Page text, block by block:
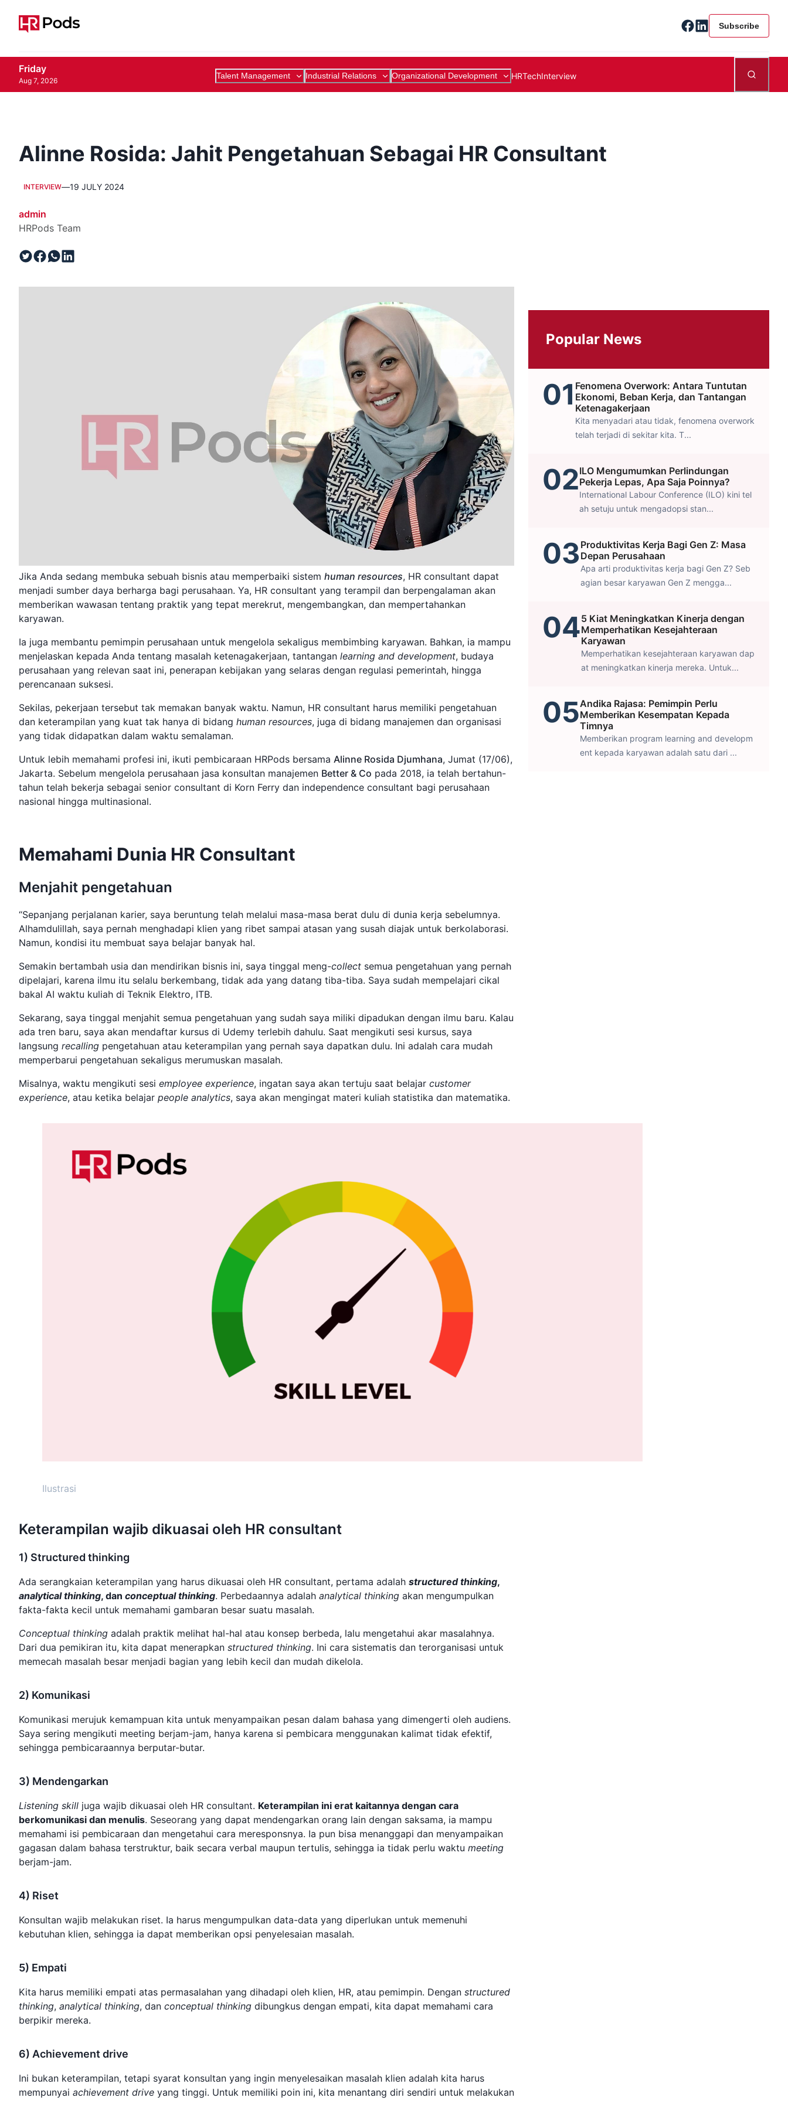
Subscribe
Friday
Aug 7, 2026
Talent Management Industrial Relations Organizational Development HRTechInterview
Alinne Rosida: Jahit Pengetahuan Sebagai HR Consultant
INTERVIEW—19 JULY 2024
admin
HRPods Team
Jika Anda sedang membuka sebuah bisnis atau memperbaiki sistem human resources, HR consultant dapat
menjadi sumber daya berharga bagi perusahaan. Ya, HR consultant yang terampil dan berpengalaman akan
memberikan wawasan tentang praktik yang tepat merekrut, mengembangkan, dan mempertahankan
karyawan.
Ia juga membantu pemimpin perusahaan untuk mengelola sekaligus membimbing karyawan. Bahkan, ia mampu
menjelaskan kepada Anda tentang masalah ketenagakerjaan, tantangan learning and development, budaya
perusahaan yang relevan saat ini, penerapan kebijakan yang selaras dengan regulasi pemerintah, hingga
perencanaan suksesi.
Sekilas, pekerjaan tersebut tak memakan banyak waktu. Namun, HR consultant harus memiliki pengetahuan
dan keterampilan yang kuat tak hanya di bidang human resources, juga di bidang manajemen dan organisasi
yang tidak didapatkan dalam waktu semalaman.
Untuk lebih memahami profesi ini, ikuti pembicaraan HRPods bersama Alinne Rosida Djumhana, Jumat (17/06),
Jakarta. Sebelum mengelola perusahaan jasa konsultan manajemen Better & Co pada 2018, ia telah bertahun-
tahun telah bekerja sebagai senior consultant di Korn Ferry dan independence consultant bagi perusahaan
nasional hingga multinasional.
Memahami Dunia HR Consultant
Menjahit pengetahuan
“Sepanjang perjalanan karier, saya beruntung telah melalui masa-masa berat dulu di dunia kerja sebelumnya.
Alhamdulillah, saya pernah menghadapi klien yang ribet sampai atasan yang susah diajak untuk berkolaborasi.
Namun, kondisi itu membuat saya belajar banyak hal.
Semakin bertambah usia dan mendirikan bisnis ini, saya tinggal meng-collect semua pengetahuan yang pernah
dipelajari, karena ilmu itu selalu berkembang, tidak ada yang datang tiba-tiba. Saya sudah mempelajari cikal
bakal AI waktu kuliah di Teknik Elektro, ITB.
Sekarang, saya tinggal menjahit semua pengetahuan yang sudah saya miliki dipadukan dengan ilmu baru. Kalau
ada tren baru, saya akan mendaftar kursus di Udemy terlebih dahulu. Saat mengikuti sesi kursus, saya
langsung recalling pengetahuan atau keterampilan yang pernah saya dapatkan dulu. Ini adalah cara mudah
memperbarui pengetahuan sekaligus merumuskan masalah.
Misalnya, waktu mengikuti sesi employee experience, ingatan saya akan tertuju saat belajar customer
experience, atau ketika belajar people analytics, saya akan mengingat materi kuliah statistika dan matematika.
Ilustrasi
Keterampilan wajib dikuasai oleh HR consultant
1) Structured thinking
Ada serangkaian keterampilan yang harus dikuasai oleh HR consultant, pertama adalah structured thinking,
analytical thinking, dan conceptual thinking. Perbedaannya adalah analytical thinking akan mengumpulkan
fakta-fakta kecil untuk memahami gambaran besar suatu masalah.
Conceptual thinking adalah praktik melihat hal-hal atau konsep berbeda, lalu mengetahui akar masalahnya.
Dari dua pemikiran itu, kita dapat menerapkan structured thinking. Ini cara sistematis dan terorganisasi untuk
memecah masalah besar menjadi bagian yang lebih kecil dan mudah dikelola.
2) Komunikasi
Komunikasi merujuk kemampuan kita untuk menyampaikan pesan dalam bahasa yang dimengerti oleh audiens.
Saya sering mengikuti meeting berjam-jam, hanya karena si pembicara menggunakan kalimat tidak efektif,
sehingga pembicaraannya berputar-butar.
3) Mendengarkan
Listening skill juga wajib dikuasai oleh HR consultant. Keterampilan ini erat kaitannya dengan cara
berkomunikasi dan menulis. Seseorang yang dapat mendengarkan orang lain dengan saksama, ia mampu
memahami isi pembicaraan dan mengetahui cara meresponsnya. Ia pun bisa menanggapi dan menyampaikan
gagasan dalam bahasa terstruktur, baik secara verbal maupun tertulis, sehingga ia tidak perlu waktu meeting
berjam-jam.
4) Riset
Konsultan wajib melakukan riset. Ia harus mengumpulkan data-data yang diperlukan untuk memenuhi
kebutuhan klien, sehingga ia dapat memberikan opsi penyelesaian masalah.
5) Empati
Kita harus memiliki empati atas permasalahan yang dihadapi oleh klien, HR, atau pemimpin. Dengan structured
thinking, analytical thinking, dan conceptual thinking dibungkus dengan empati, kita dapat memahami cara
berpikir mereka.
6) Achievement drive
Ini bukan keterampilan, tetapi syarat konsultan yang ingin menyelesaikan masalah klien adalah kita harus
mempunyai achievement drive yang tinggi. Untuk memiliki poin ini, kita menantang diri sendiri untuk melakukan
Popular News
01 Fenomena Overwork: Antara Tuntutan
Ekonomi, Beban Kerja, dan Tantangan
Ketenagakerjaan
Kita menyadari atau tidak, fenomena overwork
telah terjadi di sekitar kita. T...
02ILO Mengumumkan Perlindungan
Pekerja Lepas, Apa Saja Poinnya?
International Labour Conference (ILO) kini tel
ah setuju untuk mengadopsi stan...
03Produktivitas Kerja Bagi Gen Z: Masa
Depan Perusahaan
Apa arti produktivitas kerja bagi Gen Z? Seb
agian besar karyawan Gen Z mengga...
045 Kiat Meningkatkan Kinerja dengan
Memperhatikan Kesejahteraan
Karyawan
Memperhatikan kesejahteraan karyawan dap
at meningkatkan kinerja mereka. Untuk...
05Andika Rajasa: Pemimpin Perlu
Memberikan Kesempatan Kepada
Timnya
Memberikan program learning and developm
ent kepada karyawan adalah satu dari ...